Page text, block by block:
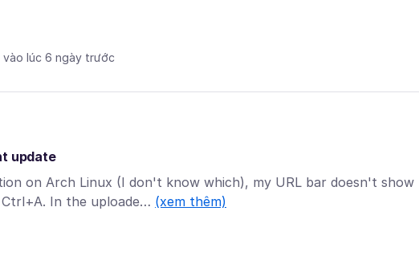
vào lúc 6 ngày trước
update
on Arch Linux (I don't know which), my URL bar doesn't show
In the uploade… (xem thêm)